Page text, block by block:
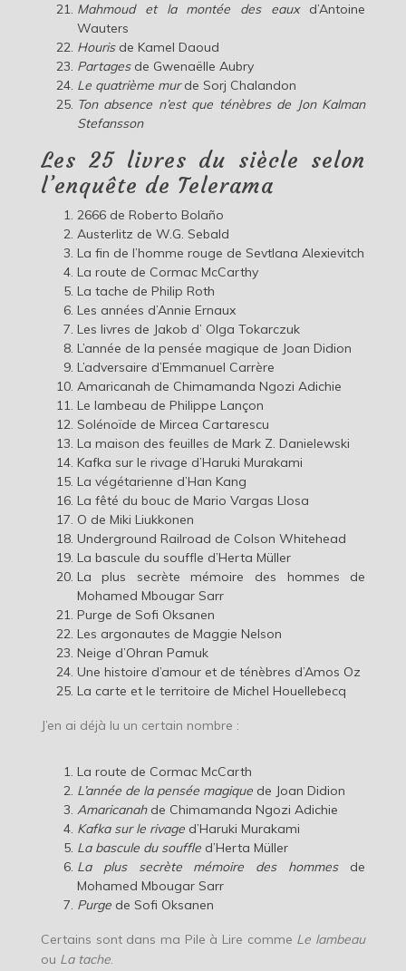
Mahmoud et la montée des eauxd’Antoine
Wauters
Hourisde Kamel Daoud
Partages de Gwenaëlle Aubry
Le quatrième murde Sorj Chalandon
Ton absence n’est que ténèbresde Jon Kalman
Stefansson
Les 25 livres du siècle selon
l’enquête de Telerama
2666 de Roberto Bolaño
Austerlitz de W.G. Sebald
La fin de l’homme rouge de Sevtlana Alexievitch
La route de Cormac McCarthy
La tache de Philip Roth
Les années d’Annie Ernaux
Les livres de Jakob d’ Olga Tokarczuk
L’année de la pensée magique de Joan Didion
L’adversaire d’Emmanuel Carrère
Amaricanah de Chimamanda Ngozi Adichie
Le lambeau de Philippe Lançon
Solénoïde de Mircea Cartarescu
La maison des feuilles de Mark Z. Danielewski
Kafka sur le rivage d’Haruki Murakami
La végétarienne d’Han Kang
La fêté du bouc de Mario Vargas Llosa
O de Miki Liukkonen
Underground Railroad de Colson Whitehead
La bascule du souffle d’Herta Müller
La plus secrète mémoire des hommes de
Mohamed Mbougar Sarr
Purge de Sofi Oksanen
Les argonautes de Maggie Nelson
Neige d’Ohran Pamuk
Une histoire d’amour et de ténèbres d’Amos Oz
La carte et le territoire de Michel Houellebecq
J’en ai déjà lu un certain nombre :
La route de Cormac McCarth
L’année de la pensée magiquede Joan Didion
Amaricanahde Chimamanda Ngozi Adichie
Kafka sur le rivaged’Haruki Murakami
La bascule du souffled’Herta Müller
La plus secrète mémoire des hommesde
Mohamed Mbougar Sarr
Purgede Sofi Oksanen
Certains sont dans ma Pile à Lire comme Le lambeau
ou La tache.